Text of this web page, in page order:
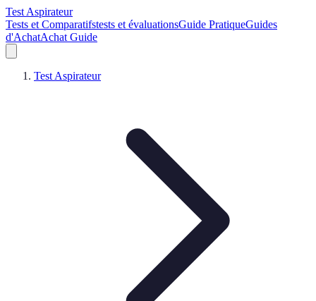
Test Aspirateur
Tests et Comparatifstests et évaluationsGuide PratiqueGuides
d'AchatAchat Guide
Test Aspirateur